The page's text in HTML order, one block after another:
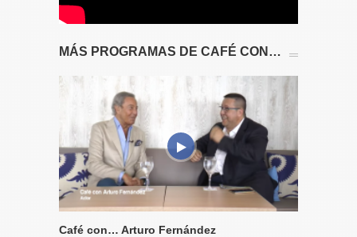
MÁS PROGRAMAS DE CAFÉ CON…
Café con… Arturo Fernández